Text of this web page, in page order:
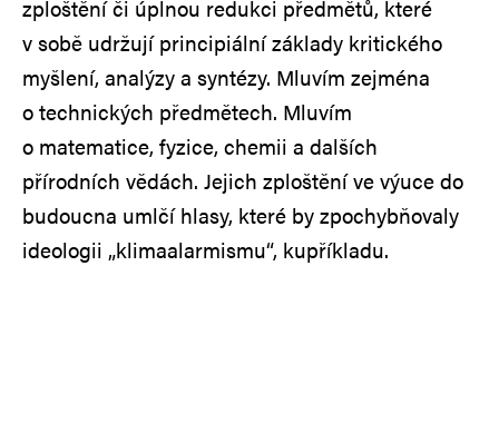
zploštění či úplnou redukci předmětů, které
v sobě udržují principiální základy kritického
myšlení, analýzy a syntézy. Mluvím zejména
o technických předmětech. Mluvím
o matematice, fyzice, chemii a dalších
přírodních vědách. Jejich zploštění ve výuce do
budoucna umlčí hlasy, které by zpochybňovaly
ideologii „klimaalarmismu“, kupříkladu.